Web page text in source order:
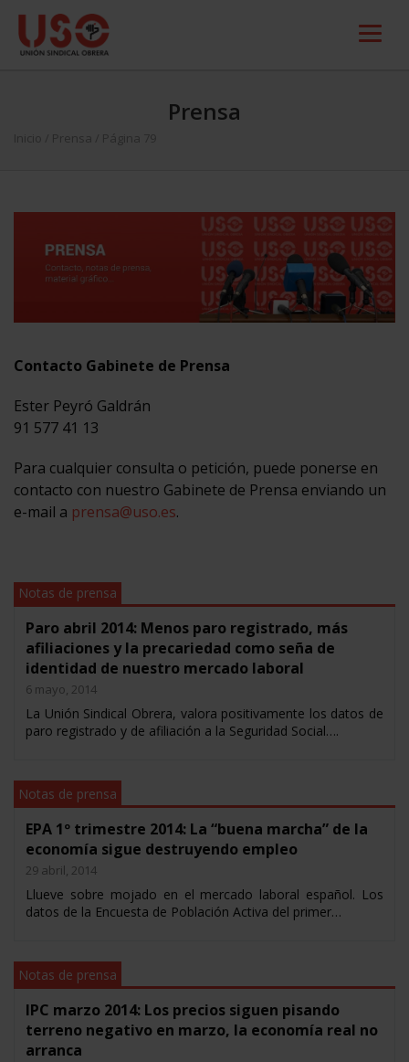
Prensa
Inicio Prensa / Página 79
Contacto Gabinete de Prensa
Ester Peyró Galdrán
91 577 41 13
Para cualquier consulta o petición, puede ponerse en
contacto con nuestro Gabinete de Prensa enviando un
e-mail a prensa@uso.es.
Notas de prensa
Paro abril 2014: Menos paro registrado, más
afiliaciones y la precariedad como seña de
identidad de nuestro mercado laboral
6 mayo, 2014
La Unión Sindical Obrera, valora positivamente los datos de
paro registrado y de afiliación a la Seguridad Social….
Notas de prensa
EPA 1º trimestre 2014: La “buena marcha” de la
economía sigue destruyendo empleo
29 abril, 2014
Llueve sobre mojado en el mercado laboral español. Los
datos de la Encuesta de Población Activa del primer…
Notas de prensa
IPC marzo 2014: Los precios siguen pisando
terreno negativo en marzo, la economía real no
arranca